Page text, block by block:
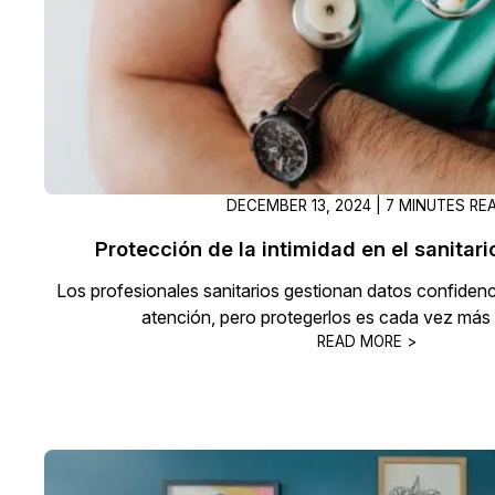
¿Necesitas redactar una gran cantidad
archivos? Podemos ayudarte
DECEMBER 13, 2024 | 7 MINUTES
Protección de la intimidad en el
Los profesionales sanitarios gestionan datos
atención, pero protegerlos es cada vez
READ MORE >